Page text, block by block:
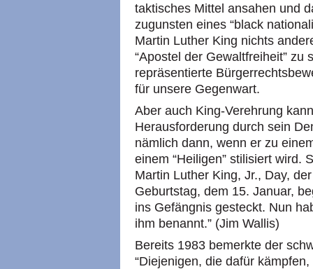
taktisches Mittel ansahen und
zugunsten eines “black
Martin Luther King nichts
“Apostel der Gewaltfreiheit” zu
repräsentierte
für unsere Gegenwart.
Aber auch King-Verehrung
Herausforderung durch sein
nämlich dann, wenn er zu
einem “Heiligen” stilisiert wird.
Martin Luther King, Jr., Day,
Geburtstag, dem 15. Januar,
ins Gefängnis gesteckt. Nun
ihm benannt.” (Jim Wallis)
Bereits 1983 bemerkte der
“Diejenigen, die dafür